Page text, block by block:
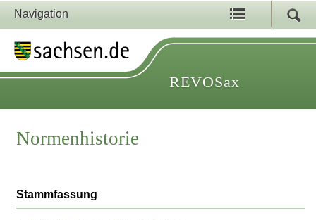
Navigation
REVOSax
Normenhistorie
Stammfassung